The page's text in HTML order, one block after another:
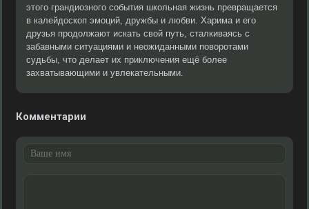
этого грандиозного события школьная жизнь превращается
в калейдоскоп эмоций, дружбы и любви. Харима и его
друзья продолжают искать свой путь, сталкиваясь с
забавными ситуациями и неожиданными поворотами
судьбы, что делает их приключения ещё более
захватывающими и увлекательными.
Комментарии